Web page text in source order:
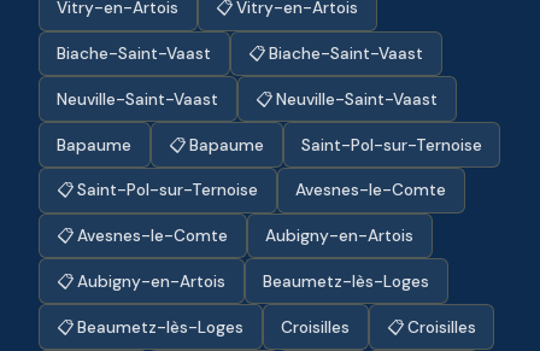
Vitry-en-Artois 📋 Vitry-en-Artois
Biache-Saint-Vaast 📋 Biache-Saint-Vaast
Neuville-Saint-Vaast 📋 Neuville-Saint-Vaast
Bapaume 📋 Bapaume Saint-Pol-sur-Ternoise
📋 Saint-Pol-sur-Ternoise Avesnes-le-Comte
📋 Avesnes-le-Comte Aubigny-en-Artois
📋 Aubigny-en-Artois Beaumetz-lès-Loges
📋 Beaumetz-lès-Loges Croisilles 📋 Croisilles